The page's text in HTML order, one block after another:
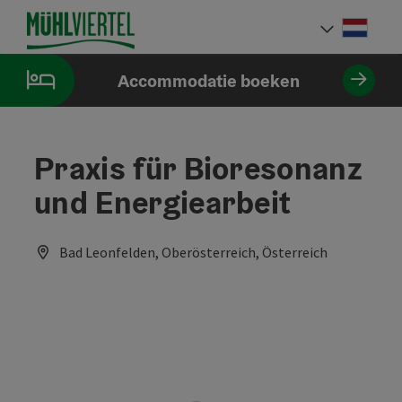
InhoudAccesskey
[0]
NavigatieAccesskey
[1]
PaginabeginAccesskey
[2]
Accommodatie boeken
Praxis für Bioresonanz
und Energiearbeit
Bad Leonfelden, Oberösterreich, Österreich